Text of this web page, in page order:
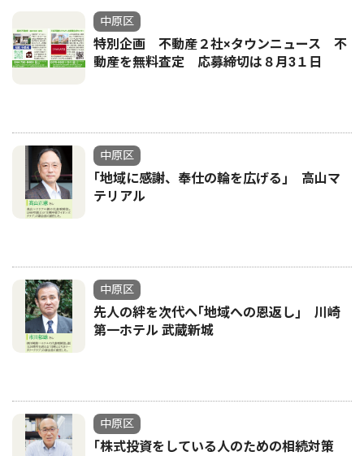
中原区
特別企画 不動産２社×タウンニュース 不
動産を無料査定 応募締切は８月3１日
中原区
｢地域に感謝、奉仕の輪を広げる｣ 高山マ
テリアル
中原区
先人の絆を次代へ｢地域への恩返し｣ 川崎
第一ホテル 武蔵新城
中原区
｢株式投資をしている人のための相続対策